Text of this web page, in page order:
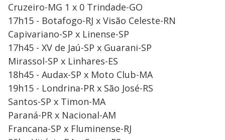
Cruzeiro-MG 1 x 0 Trindade-GO
17h15 - Botafogo-RJ x Visão Celeste-RN
Capivariano-SP x Linense-SP
17h45 - XV de Jaú-SP x Guarani-SP
Mirassol-SP x Linhares-ES
18h45 - Audax-SP x Moto Club-MA
19h15 - Londrina-PR x São José-RS
Santos-SP x Timon-MA
Paraná-PR x Nacional-AM
Francana-SP x Fluminense-RJ